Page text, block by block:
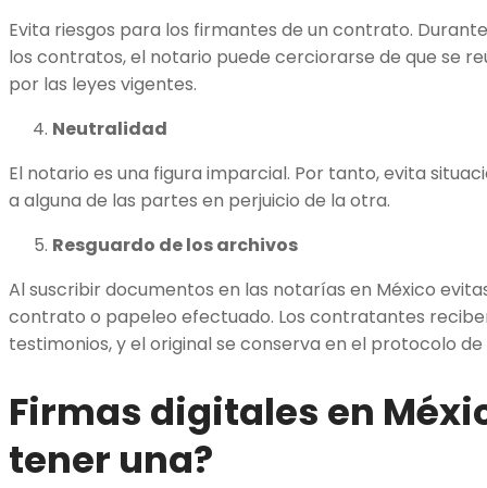
Evita riesgos para los firmantes de un contrato.
los contratos, el notario puede cerciorarse de que se
por las leyes vigentes.
Neutralidad
El notario es una figura imparcial. Por tanto, evita
a alguna de las partes en perjuicio de la otra.
Resguardo de los archivos
Al suscribir documentos en las notarías en México
contrato o papeleo efectuado. Los contratantes
testimonios, y el original se conserva en el protocolo
Firmas digitales en
tener una?